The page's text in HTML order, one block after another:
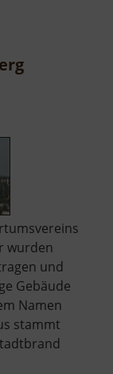
wurden
und
Gebäude
Namen
stammt